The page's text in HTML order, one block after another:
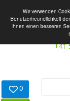
Wir verwenden
Benutzerfreundlichkeit
Ihnen einen besseren
+41
0